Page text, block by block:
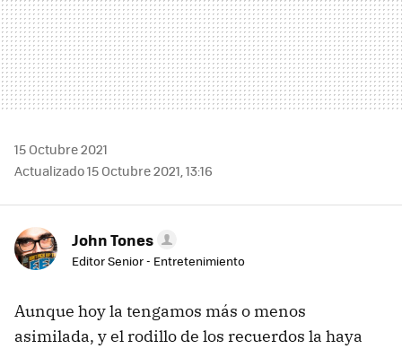
15 Octubre 2021
Actualizado 15 Octubre 2021, 13:16
John Tones
Editor Senior - Entretenimiento
Aunque hoy la tengamos más o menos
asimilada, y el rodillo de los recuerdos la haya